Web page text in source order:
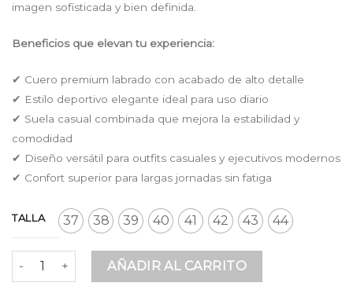
imagen sofisticada y bien definida.
Beneficios que elevan tu experiencia:
✔ Cuero premium labrado con acabado de alto detalle
✔ Estilo deportivo elegante ideal para uso diario
✔ Suela casual combinada que mejora la estabilidad y
comodidad
✔ Diseño versátil para outfits casuales y ejecutivos modernos
✔ Confort superior para largas jornadas sin fatiga
TALLA 37 38 39 40 41 42 43 44
Deportivos Labrados Negro en Cuero Premium con
AÑADIR AL CARRITO